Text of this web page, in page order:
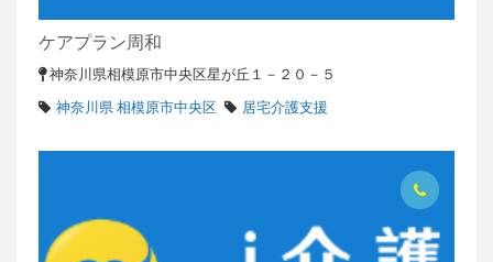
ケアプラン周和
神奈川県相模原市中央区星が丘１－２０－５
神奈川県 相模原市中央区
居宅介護支援